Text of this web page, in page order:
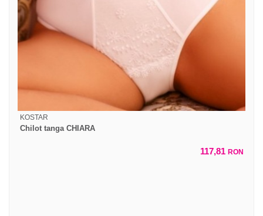
KOSTAR
Chilot tanga CHIARA
117,81 RON